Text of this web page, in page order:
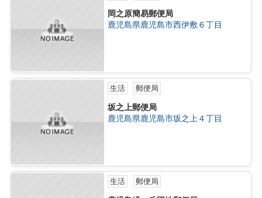
岡之原簡易郵便局
鹿児島県鹿児島市西伊敷６丁目
生活 郵便局
坂之上郵便局
鹿児島県鹿児島市坂之上４丁目
生活 郵便局